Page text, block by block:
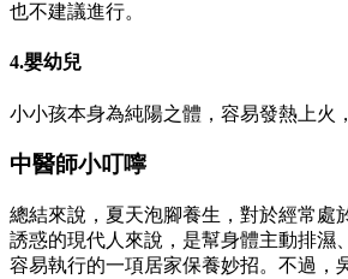
也不建議進行。
4.嬰幼兒
小小孩本身為純陽之體，容易發熱上火
中醫師小叮嚀
總結來說，夏天泡腳養生，對於經常處
誘惑的現代人來說，是幫身體主動排濕
容易執行的一項居家保養妙招。不過，